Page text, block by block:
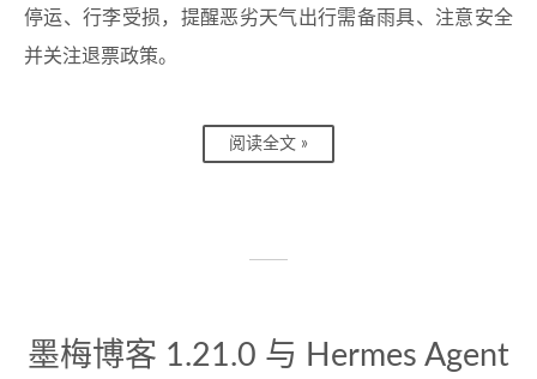
停运、行李受损，提醒恶劣天气出行需备雨具、注意安全
并关注退票政策。
阅读全文 »
墨梅博客 1.21.0 与 Hermes Agent